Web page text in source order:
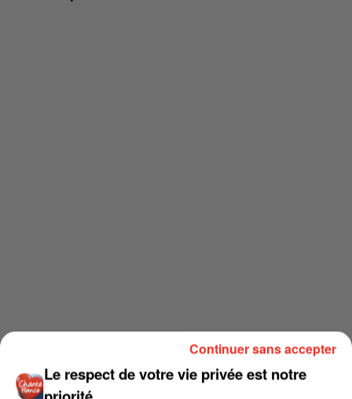
Le respect de votre vie privée est notre
Continuer sans accepter